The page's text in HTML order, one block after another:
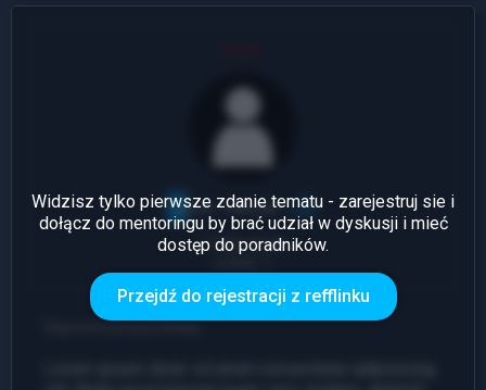
1 Odpowiedź
Widzisz tylko pierwsze zdanie tematu - zarejestruj sie i
dołącz do mentoringu by brać udział w dyskusji i mieć
dostęp do poradników.
Przejdź do rejestracji z refflinku